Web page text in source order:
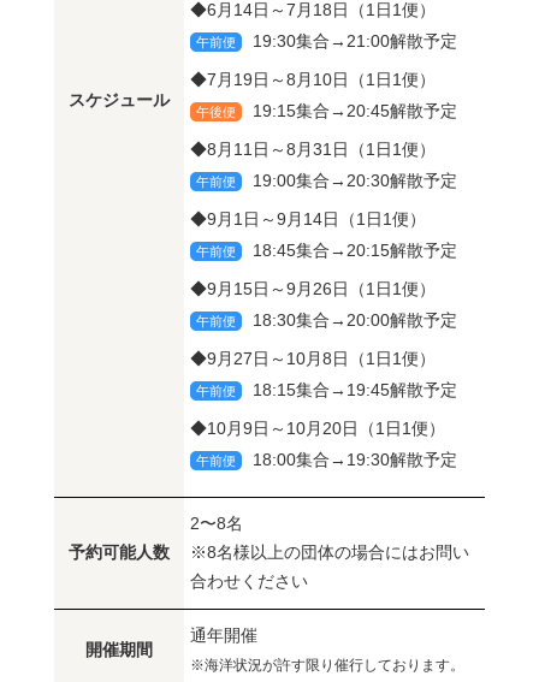
スケジュール
◆6月14日～7月18日（1日1便）
午前便 19:30集合→21:00解散予定
◆7月19日～8月10日（1日1便）
午後便 19:15集合→20:45解散予定
◆8月11日～8月31日（1日1便）
午前便 19:00集合→20:30解散予定
◆9月1日～9月14日（1日1便）
午前便 18:45集合→20:15解散予定
◆9月15日～9月26日（1日1便）
午前便 18:30集合→20:00解散予定
◆9月27日～10月8日（1日1便）
午前便 18:15集合→19:45解散予定
◆10月9日～10月20日（1日1便）
午前便 18:00集合→19:30解散予定
予約可能人数
2〜8名
※8名様以上の団体の場合にはお問い
合わせください
開催期間
通年開催
※海洋状況が許す限り催行しております。